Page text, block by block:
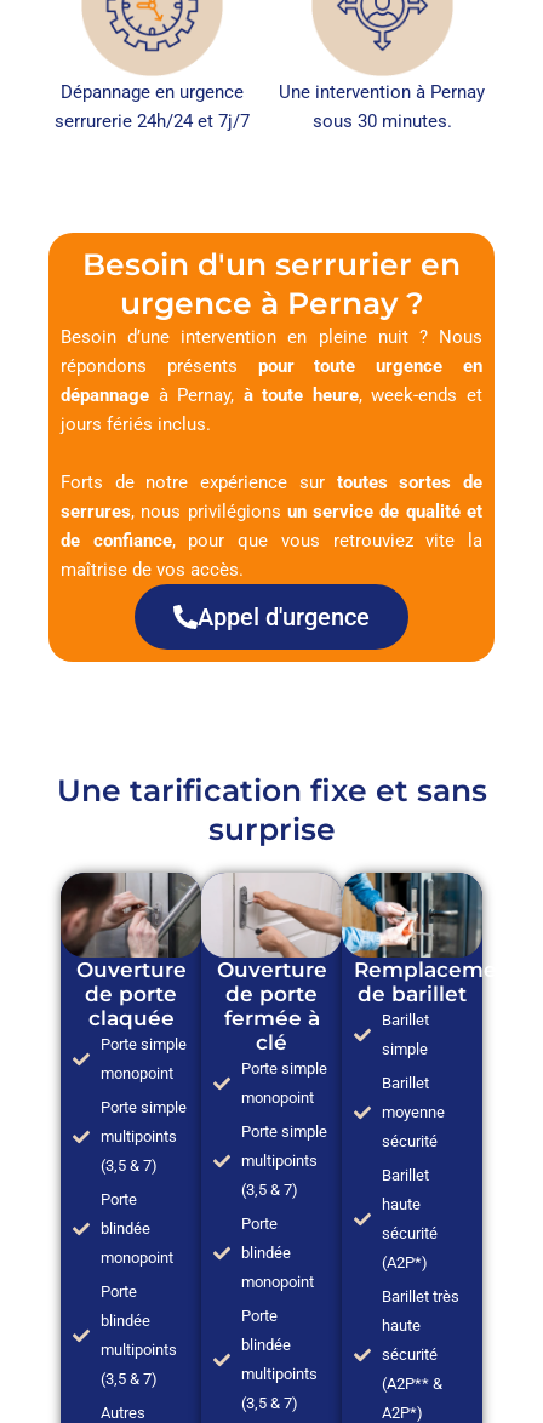
Dépannage en urgence
serrurerie 24h/24 et 7j/7
Une intervention à Pernay
sous 30 minutes.
Besoin d'un serrurier en
urgence à Pernay ?
Besoin d’une intervention en pleine nuit ? Nous
répondons présents pour toute urgence en
dépannage à Pernay, à toute heure, week-ends et
jours fériés inclus.
Forts de notre expérience sur toutes sortes de
serrures, nous privilégions un service de qualité et
de confiance, pour que vous retrouviez vite la
maîtrise de vos accès.
Appel d'urgence
Une tarification fixe et sans
surprise
Ouverture
de porte
claquée
Porte simple
monopoint
Porte simple
multipoints
(3,5 & 7)
Porte
blindée
monopoint
Porte
blindée
multipoints
(3,5 & 7)
Autres
Ouverture
de porte
fermée à
clé
Porte simple
monopoint
Porte simple
multipoints
(3,5 & 7)
Porte
blindée
monopoint
Porte
blindée
multipoints
(3,5 & 7)
Remplacement
de barillet
Barillet
simple
Barillet
moyenne
sécurité
Barillet
haute
sécurité
(A2P*)
Barillet très
haute
sécurité
(A2P** &
A2P*)